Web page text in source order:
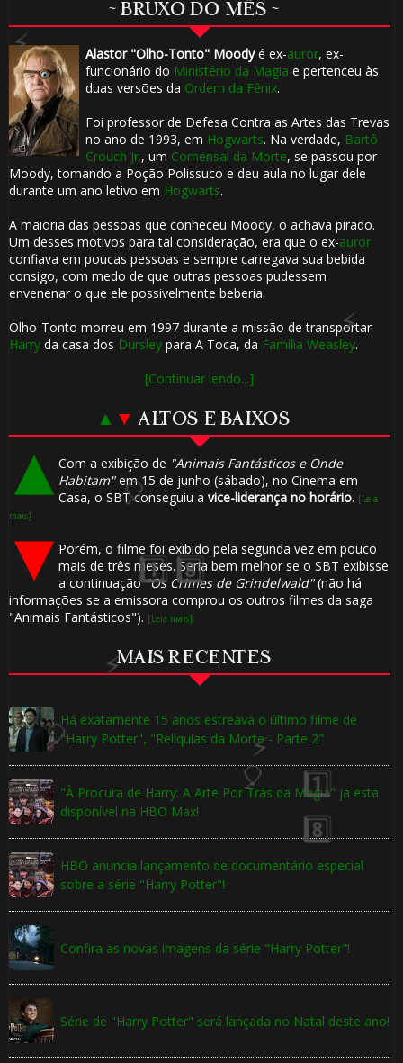
~ BRUXO DO MÊS ~
Alastor "Olho-Tonto" Moodyé ex-auror, ex-
funcionário do Ministério da Magia e pertenceu às
duas versões da Ordem da Fênix.
Foi professor de Defesa Contra as Artes das Trevas
no ano de 1993, em Hogwarts. Na verdade, Bartô
Crouch Jr., um Comensal da Morte, se passou por
Moody, tomando a Poção Polissuco e deu aula no lugar dele
durante um ano letivo em Hogwarts.
A maioria das pessoas que conheceu Moody, o achava pirado.
Um desses motivos para tal consideração, era que o ex-auror
confiava em poucas pessoas e sempre carregava sua bebida
consigo, com medo de que outras pessoas pudessem
envenenar o que ele possivelmente beberia.
Olho-Tonto morreu em 1997 durante a missão de transportar
Harryda casa dos Dursleypara A Toca, da Família Weasley.
[Continuar lendo...]
▲ ▼ ALTOS E BAIXOS
Com a exibição de "Animais Fantásticos e Onde
Habitam"em 15 de junho (sábado), no Cinema em
Casa, o SBT conseguiu a vice-liderança no horário. [Leia
mais]
Porém, o filme foi exibido pela segunda vez em pouco
mais de três meses. Seria bem melhor se o SBT exibisse
a continuação"Os Crimes de Grindelwald"(não há
informações se a emissora comprou os outros filmes da saga
"Animais Fantásticos"). [Leia mais]
MAIS RECENTES
Há exatamente 15 anos estreava o último filme de
"Harry Potter", "Relíquias da Morte - Parte 2"
"À Procura de Harry: A Arte Por Trás da Magia" já está
disponível na HBO Max!
HBO anuncia lançamento de documentário especial
sobre a série "Harry Potter"!
Confira as novas imagens da série "Harry Potter"!
Série de "Harry Potter" será lançada no Natal deste ano!
🎂
🎈
🎂
⚡
1️⃣ 8️⃣